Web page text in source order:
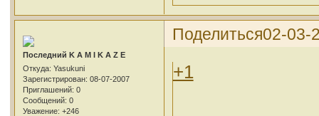
Поделиться02-03-
Последний K A M I K A Z E
Откуда: Yasukuni
Зарегистрирован: 08-07-2007
Приглашений: 0
Сообщений: 0
Уважение: +246
+1